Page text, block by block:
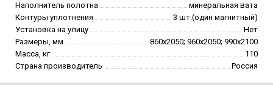
Наполнитель полотна
минеральная вата
Контуры уплотнения
3 шт.(один магнитный)
Установка на улицу
Нет
Размеры, мм
860х2050; 960х2050; 990х2100
Масса, кг
110
Страна производитель
Россия